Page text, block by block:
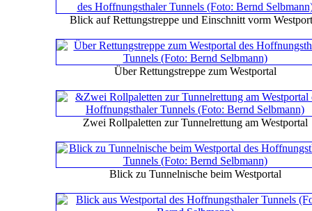
Blick auf Rettungstreppe und Einschnitt vorm
Über Rettungstreppe zum Westportal
Zwei Rollpaletten zur Tunnelrettung am Westportal
Blick zu Tunnelnische beim Westportal